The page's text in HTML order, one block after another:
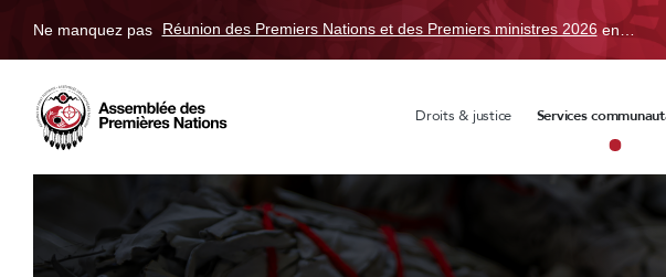
Ne manquez pas Réunion des Premiers Nations et des Premiers ministres 2026en TBD, du 15 avr. au 1 sept.
Droits & justice Services